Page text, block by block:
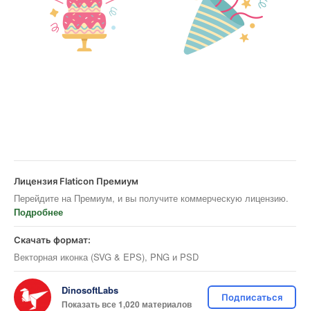
Лицензия Flaticon Премиум
Перейдите на Премиум, и вы получите коммерческую лицензию.
Подробнее
Скачать формат:
Векторная иконка (SVG & EPS), PNG и PSD
DinosoftLabs
Показать все 1,020 материалов
Подписаться